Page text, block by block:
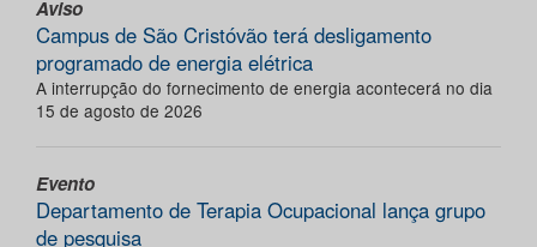
Aviso
Campus de São Cristóvão terá desligamento
programado de energia elétrica
A interrupção do fornecimento de energia acontecerá no dia
15 de agosto de 2026
Evento
Departamento de Terapia Ocupacional lança grupo
de pesquisa